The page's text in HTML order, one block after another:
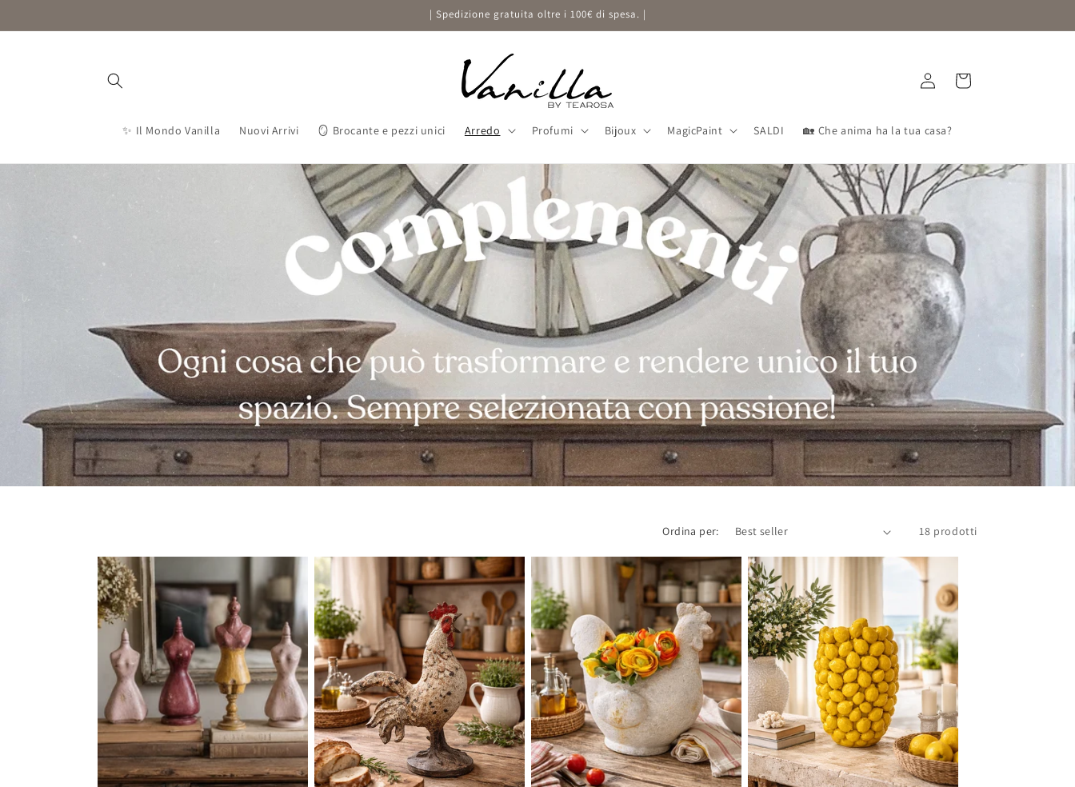
ai contenuti
| Spedizione gratuita oltre i 100€ di spesa. |
✨ Il Mondo Vanilla Nuovi Arrivi 🪞 Brocante e pezzi unici Arredo Profumi Bijoux MagicPaint SALDI 🏡 Che anima ha la tua casa?
Accedi Carrello
Ordina per: 18 prodotti